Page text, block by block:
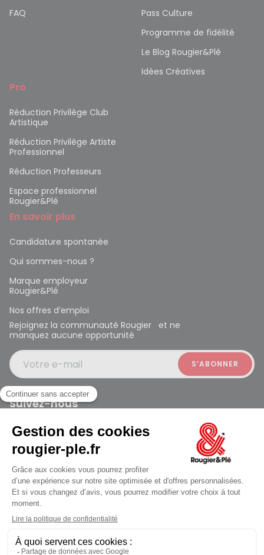
jusqu'au Samedi à 10:00
FAQ
Pass Culture
Programme de fidélité
Le Blog Rougier&Plé
Idées Créatives
Pro
Réduction Privilège Club
Artistique
Réduction Privilège Artiste
Professionnel
Réduction Professeurs
Espace professionnel
Rougier&Plé
En savoir plus
Candidature spontanée
Qui sommes-nous ?
Marque employeur
Rougier&Plé
Nos offres d’emploi
Rejoignez la communauté Rougier et ne
manquez aucune opportunité
Votre e-mail
Suivez-nous
Rougier et Plé 2024 Copyright
Mentions légales
Conditions générales des ventes